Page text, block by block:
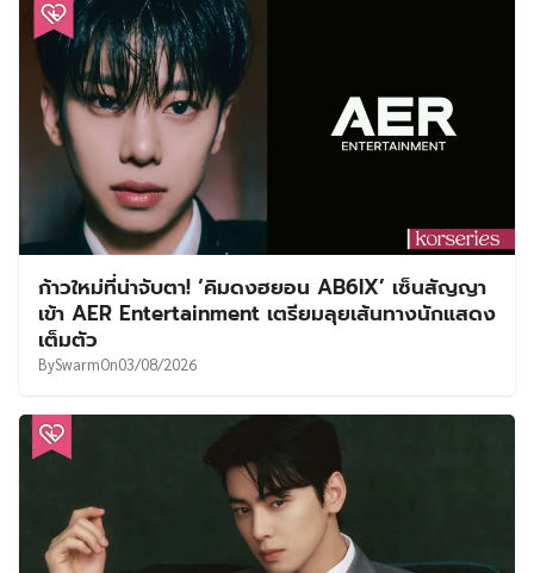
ก้าวใหม่ที่น่าจับตา! ‘คิมดงฮยอน AB6IX’ เซ็นสัญญา
เข้า AER Entertainment เตรียมลุยเส้นทางนักแสดง
เต็มตัว
BySwarmOn03/08/2026